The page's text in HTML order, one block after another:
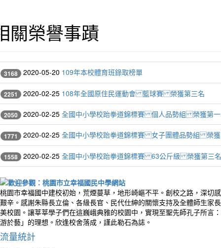
關榮譽事蹟
3168 2020-05-20 109年本校體育班錄取榜單
2251 2020-02-25 108年全國原住民運動會 籃球賽 榮獲第三名
2050 2020-02-25 全國中小學校跆拳道錦標賽 個人品勢組 榮獲第
1771 2020-02-25 全國中小學校跆拳道錦標賽 女子團體品勢組 榮
1558 2020-02-25 全國中小學校跆拳道錦標賽 63公斤級 榮獲第三名
桃園市幸福國中建校初始，荒煙蔓草，地形崎嶇不平。創校之路，深切
艱辛。感謝朱縣長立倫、各級長官、民代仕紳的關懷支持及全體師生家
美校園。讓莘莘學子們在這巍峨典雅的校園中，實現至聖先師孔子所言
游於藝」的理想。欣逢校舍落成，謹此勒石為誌。
流量統計